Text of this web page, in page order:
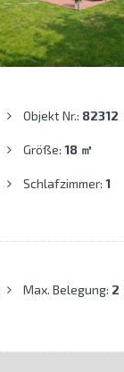
Objekt Nr.: 82312
Größe: 18 ㎡
Schlafzimmer: 1
Max. Belegung: 2